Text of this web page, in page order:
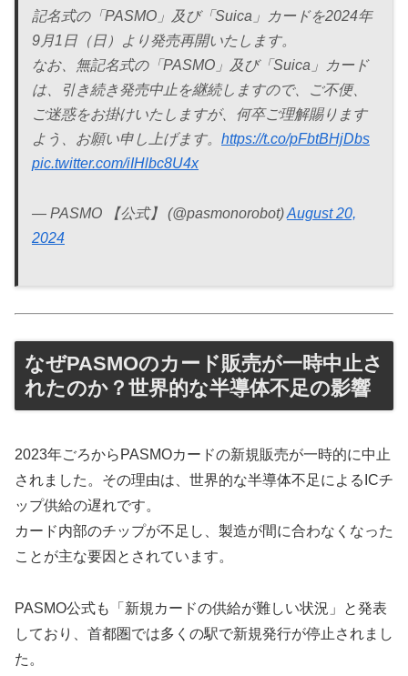
記名式の「PASMO」及び「Suica」カードを2024年
9月1日（日）より発売再開いたします。
なお、無記名式の「PASMO」及び「Suica」カード
は、引き続き発売中止を継続しますので、ご不便、
ご迷惑をお掛けいたしますが、何卒ご理解賜ります
よう、お願い申し上げます。 https://t.co/pFbtBHjDbs
pic.twitter.com/iIHlbc8U4x
— PASMO 【公式】 (@pasmonorobot)August 20,
2024
なぜPASMOのカード販売が一時中止さ
れたのか？世界的な半導体不足の影響
2023年ごろからPASMOカードの新規販売が一時的に中止
されました。その理由は、世界的な半導体不足によるICチ
ップ供給の遅れです。
カード内部のチップが不足し、製造が間に合わなくなった
ことが主な要因とされています。
PASMO公式も「新規カードの供給が難しい状況」と発表
しており、首都圏では多くの駅で新規発行が停止されまし
た。